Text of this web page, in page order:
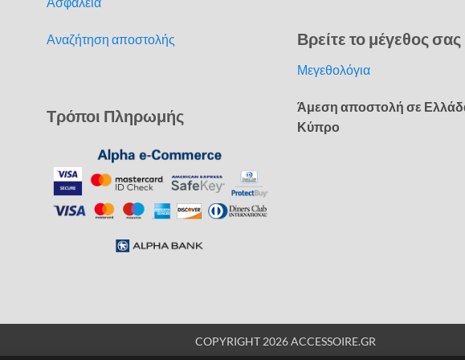
Αναζήτηση αποστολής
Τρόποι Πληρωμής
Βρείτε το μέγεθος σας
Μεγεθολόγια
Άμεση αποστολή σε
Κύπρο
COPYRIGHT 2026 ACCESSOIRE.GR